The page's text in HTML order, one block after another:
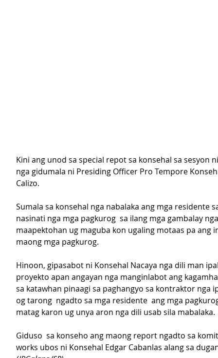
Kini ang unod sa special repot sa konsehal sa sesyon
nga gidumala ni Presiding Officer Pro Tempore
Calizo.
Sumala sa konsehal nga nabalaka ang mga residente
nasinati nga mga pagkurog  sa ilang mga gambalay
maapektohan ug maguba kon ugaling motaas pa ang
maong mga pagkurog.
Hinoon, gipasabot ni Konsehal Nacaya nga dili man
proyekto apan angayan nga manginlabot ang
sa katawhan pinaagi sa paghangyo sa kontraktor nga
og tarong  ngadto sa mga residente  ang mga
matag karon ug unya aron nga dili usab sila mabalaka.
Giduso  sa konseho ang maong report ngadto sa
works ubos ni Konsehal Edgar Cabanlas alang sa